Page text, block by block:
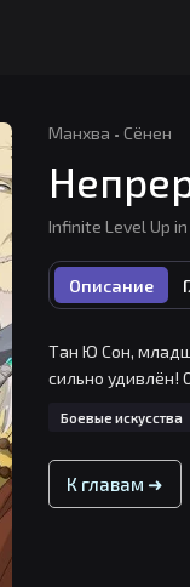
Манхва · Сёнен
Infinite Level Up
Описание
Тан Ю Сон,
сильно удивлён!
Боевые искусства
К главам ➜